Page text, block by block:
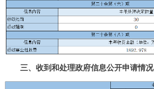
三、收到和处理政府信息公开申请情况